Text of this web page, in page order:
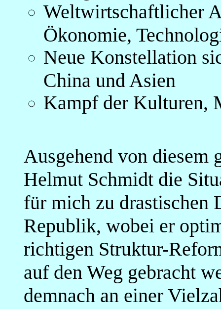
Weltwirtschaftlicher
Ökonomie,
Neue Konstellation
China und Asien
Kampf der Kulturen,
Ausgehend von diesem
Helmut Schmidt die
für mich zu drastischen
Republik, wobei er
richtigen Struktur-
auf den Weg gebracht
demnach an einer